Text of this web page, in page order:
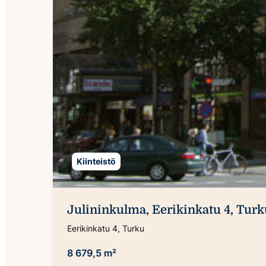
Kiinteistö
Julininkulma, Eerikinkatu 4,
Eerikinkatu 4, Turku
8 679,5 m²